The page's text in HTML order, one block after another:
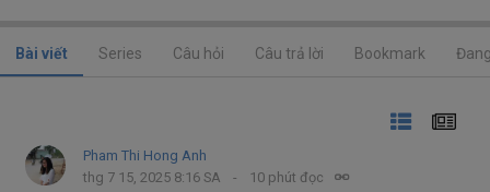
Bài viết Series Câu hỏi Câu trả lời Bookmark
Pham Thi Hong Anh
thg 7 15, 2025 8:16 SA
10 phút đọc